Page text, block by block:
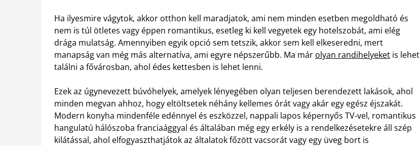
Ha ilyesmire vágytok, akkor otthon kell maradjatok, ami nem minden esetben megoldható és
nem is túl ötletes vagy éppen romantikus, esetleg ki kell vegyetek egy hotelszobát, ami elég
drága mulatság. Amennyiben egyik opció sem tetszik, akkor sem kell elkeseredni, mert
manapság van még más alternatíva, ami egyre népszerűbb. Ma már olyan randihelyeket is lehet
találni a fővárosban, ahol édes kettesben is lehet lenni.
Ezek az úgynevezett búvóhelyek, amelyek lényegében olyan teljesen berendezett lakások, ahol
minden megvan ahhoz, hogy eltöltsetek néhány kellemes órát vagy akár egy egész éjszakát.
Modern konyha mindenféle edénnyel és eszközzel, nappali lapos képernyős TV-vel, romantikus
hangulatú hálószoba franciaággyal és általában még egy erkély is a rendelkezésetekre áll szép
kilátással, ahol elfogyaszthatjátok az általatok főzött vacsorát vagy egy üveg bort is